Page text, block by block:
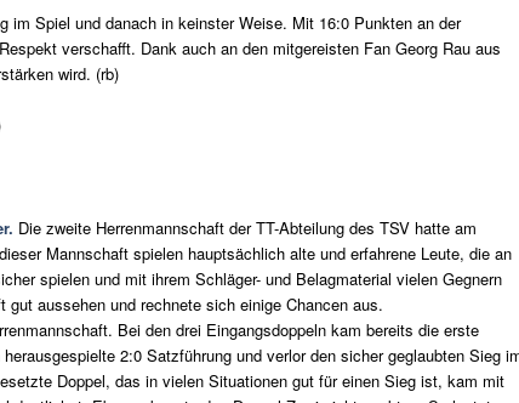
im Spiel und danach in keinster Weise. Mit 16:0 Punkten an der
verschafft. Dank auch an den mitgereisten Fan Georg Rau aus
wird. (rb)
Die zweite Herrenmannschaft der TT-Abteilung des TSV hatte am
Mannschaft spielen hauptsächlich alte und erfahrene Leute, die an
spielen und mit ihrem Schläger- und Belagmaterial vielen Gegnern
aussehen und rechnete sich einige Chancen aus.
Bei den drei Eingangsdoppeln kam bereits die erste
2:0 Satzführung und verlor den sicher geglaubten Sieg
Doppel, das in vielen Situationen gut für einen Sieg ist, kam mit